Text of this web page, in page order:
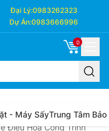
Đại Lý:0983262323
Dự Án:0983666996
0
- Máy SấyTrung Tâm Bảo
Điều Hòa Công Trình